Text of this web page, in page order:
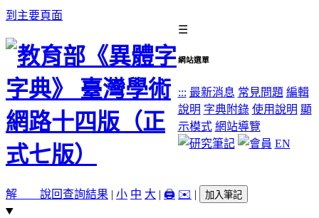
到主要頁面
☰
網站選單
::: 最新消息 常見問題 編輯
說明 字典附錄 使用說明 顯
示模式 網站導覽
EN
解 說回查詢結果 | 小 中 大 | 🖨️ ✉️ | 加入筆記